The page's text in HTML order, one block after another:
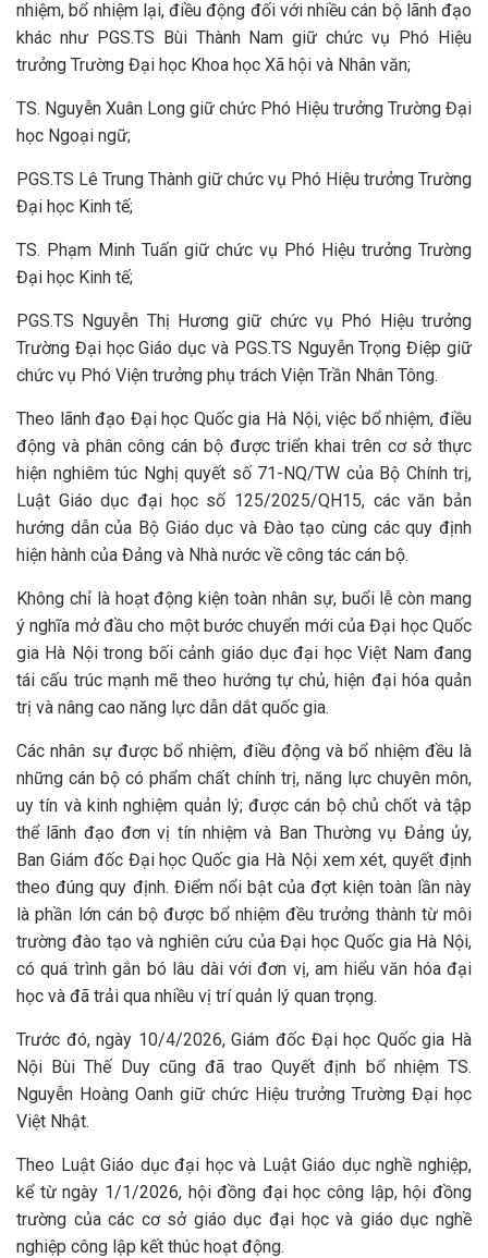
nhiệm, bổ nhiệm lại, điều động đối với nhiều cán bộ lãnh đạo
khác như PGS.TS Bùi Thành Nam giữ chức vụ Phó Hiệu
trưởng Trường Đại học Khoa học Xã hội và Nhân văn;
TS. Nguyễn Xuân Long giữ chức Phó Hiệu trưởng Trường Đại
học Ngoại ngữ;
PGS.TS Lê Trung Thành giữ chức vụ Phó Hiệu trưởng Trường
Đại học Kinh tế;
TS. Phạm Minh Tuấn giữ chức vụ Phó Hiệu trưởng Trường
Đại học Kinh tế;
PGS.TS Nguyễn Thị Hương giữ chức vụ Phó Hiệu trưởng
Trường Đại học Giáo dục và PGS.TS Nguyễn Trọng Điệp giữ
chức vụ Phó Viện trưởng phụ trách Viện Trần Nhân Tông.
Theo lãnh đạo Đại học Quốc gia Hà Nội, việc bổ nhiệm, điều
động và phân công cán bộ được triển khai trên cơ sở thực
hiện nghiêm túc Nghị quyết số 71-NQ/TW của Bộ Chính trị,
Luật Giáo dục đại học số 125/2025/QH15, các văn bản
hướng dẫn của Bộ Giáo dục và Đào tạo cùng các quy định
hiện hành của Đảng và Nhà nước về công tác cán bộ.
Không chỉ là hoạt động kiện toàn nhân sự, buổi lễ còn mang
ý nghĩa mở đầu cho một bước chuyển mới của Đại học Quốc
gia Hà Nội trong bối cảnh giáo dục đại học Việt Nam đang
tái cấu trúc mạnh mẽ theo hướng tự chủ, hiện đại hóa quản
trị và nâng cao năng lực dẫn dắt quốc gia.
Các nhân sự được bổ nhiệm, điều động và bổ nhiệm đều là
những cán bộ có phẩm chất chính trị, năng lực chuyên môn,
uy tín và kinh nghiệm quản lý; được cán bộ chủ chốt và tập
thể lãnh đạo đơn vị tín nhiệm và Ban Thường vụ Đảng ủy,
Ban Giám đốc Đại học Quốc gia Hà Nội xem xét, quyết định
theo đúng quy định. Điểm nổi bật của đợt kiện toàn lần này
là phần lớn cán bộ được bổ nhiệm đều trưởng thành từ môi
trường đào tạo và nghiên cứu của Đại học Quốc gia Hà Nội,
có quá trình gắn bó lâu dài với đơn vị, am hiểu văn hóa đại
học và đã trải qua nhiều vị trí quản lý quan trọng.
Trước đó, ngày 10/4/2026, Giám đốc Đại học Quốc gia Hà
Nội Bùi Thế Duy cũng đã trao Quyết định bổ nhiệm TS.
Nguyễn Hoàng Oanh giữ chức Hiệu trưởng Trường Đại học
Việt Nhật.
Theo Luật Giáo dục đại học và Luật Giáo dục nghề nghiệp,
kể từ ngày 1/1/2026, hội đồng đại học công lập, hội đồng
trường của các cơ sở giáo dục đại học và giáo dục nghề
nghiệp công lập kết thúc hoạt động.